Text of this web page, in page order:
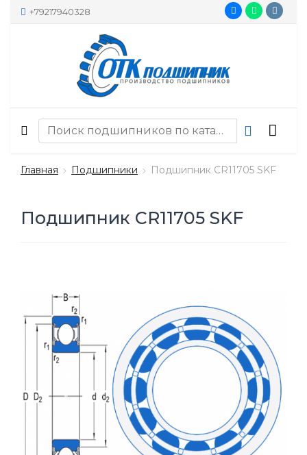
+79217940328
Главная Подшипники Подшипник CR11705 SKF
Подшипник CR11705 SKF